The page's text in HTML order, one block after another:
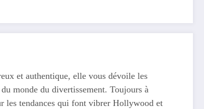
et authentique, elle vous dévoile les
monde du divertissement. Toujours à
les tendances qui font vibrer Hollywood et